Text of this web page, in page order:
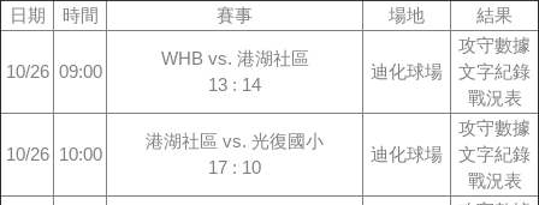
日期 時間 賽事 場地 結果
10/26 09:00
WHB vs. 港湖社區
13 : 14
迪化球場
攻守數據
文字紀錄
戰況表
10/26 10:00
港湖社區 vs. 光復國小
17 : 10
迪化球場
攻守數據
文字紀錄
戰況表